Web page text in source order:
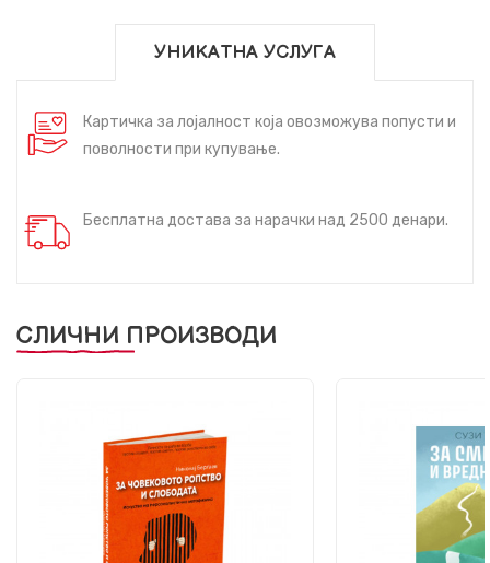
УНИКАТНА УСЛУГА
Картичка за лојалност која овозможува попусти и
поволности при купување.
Бесплатна достава за нарачки над 2500 денари.
СЛИЧНИ ПРОИЗВОДИ